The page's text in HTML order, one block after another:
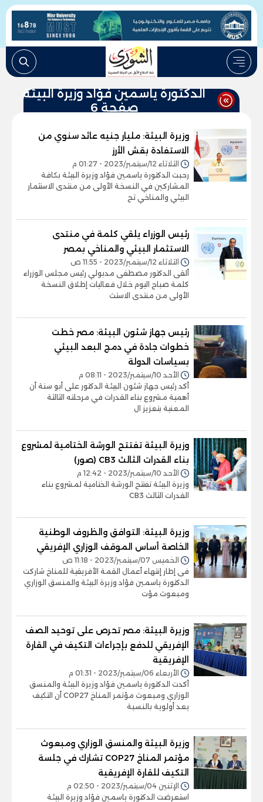
الدكتورة ياسمين فؤاد وزيرة البيئة
صفحة 6
وزيرة البيئة: مليار جنيه عائد سنوي من
الاستفادة بقش الأرز
الثلاثاء 12/سبتمبر/2023 - 01:27 م
رحبت الدكتورة ياسمين فؤاد وزيرة البيئة بكافة
المشاركين في النسخة الأولى من منتدى الاستثمار
البيئي والمناخي تح
رئيس الوزراء يلقي كلمة في منتدى
الاستثمار البيئي والمناخي بمصر
الثلاثاء 12/سبتمبر/2023 - 11:55 ص
ألقى الدكتور مصطفى مدبولي رئيس مجلس الوزراء
كلمة صباح اليوم خلال فعاليات إطلاق النسخة
الأولى من منتدى الاستث
رئيس جهاز شئون البيئة: مصر خطت
خطوات جادة في دمج البعد البيئي
بسياسات الدولة
الأحد 10/سبتمبر/2023 - 08:11 م
أكد رئيس جهاز شئون البيئة الدكتور على أبو سنة أن
أهمية مشروع بناء القدرات في مرحلته الثالثة
المعنية بتعزيز ال
وزيرة البيئة تفتتح الورشة الختامية لمشروع
بناء القدرات الثالث CB3 (صور)
الأحد 10/سبتمبر/2023 - 12:42 م
وزيرة البيئة تفتتح الورشة الختامية لمشروع بناء
القدرات الثالث CB3
وزيرة البيئة: التوافق والظروف الوطنية
الخاصة أساس الموقف الوزاري الإفريقي
الخميس 07/سبتمبر/2023 - 11:18 ص
فى إطار إنتهاء أعمال القمة الأفريقية للمناخ شاركت
الدكتورة ياسمين فؤاد وزيرة البيئة والمنسق الوزاري
ومبعوث مؤت
وزيرة البيئة: مصر تحرص على توحيد الصف
الإفريقي للدفع بإجراءات التكيف في القارة
الإفريقية
الأربعاء 06/سبتمبر/2023 - 01:31 م
أكدت الدكتورة ياسمين فؤاد وزيرة البيئة والمنسق
الوزاري ومبعوث مؤتمر المناخ COP27 أن التكيف
يعد أولوية بالنسبة
وزيرة البيئة والمنسق الوزاري ومبعوث
مؤتمر المناخ COP27 تشارك في جلسة
التكيف للقارة الإفريقية
الإثنين 04/سبتمبر/2023 - 02:50 م
استعرضت الدكتورة ياسمين فؤاد وزيرة البيئة